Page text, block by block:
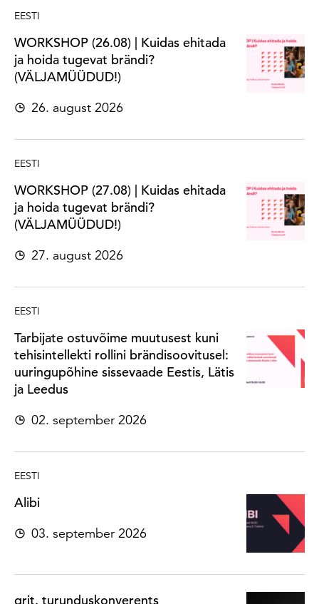
EESTI
WORKSHOP (26.08) | Kuidas ehitada
ja hoida tugevat brändi?
(VÄLJAMÜÜDUD!)
26. august 2026
EESTI
WORKSHOP (27.08) | Kuidas ehitada
ja hoida tugevat brändi?
(VÄLJAMÜÜDUD!)
27. august 2026
EESTI
Tarbijate ostuvõime muutusest kuni
tehisintellekti rollini brändisoovitusel:
uuringupõhine sissevaade Eestis, Lätis
ja Leedus
02. september 2026
EESTI
Alibi
03. september 2026
grit. turunduskonverents